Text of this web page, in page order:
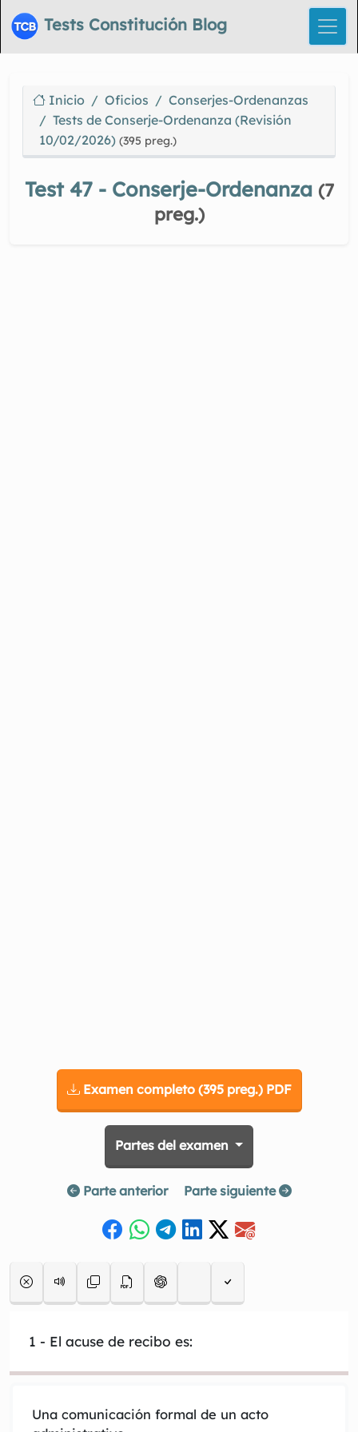
Tests Constitución Blog
Inicio Oficios
Conserjes-Ordenanzas
Tests de Conserje-Ordenanza (Revisión
10/02/2026) (395 preg.)
Test 47 - Conserje-Ordenanza (7
preg.)
Examen completo (395 preg.) PDF
Partes del examen
Parte anterior Parte siguiente
1 - El acuse de recibo es:
Una comunicación formal de un acto